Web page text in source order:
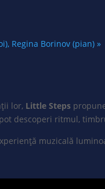
Regina Borinov (pian) »
lor, Little Steps
descoperi ritmul,
muzicală